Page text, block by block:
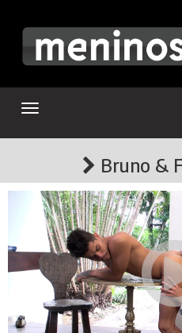
TOGGLE
Bruno &